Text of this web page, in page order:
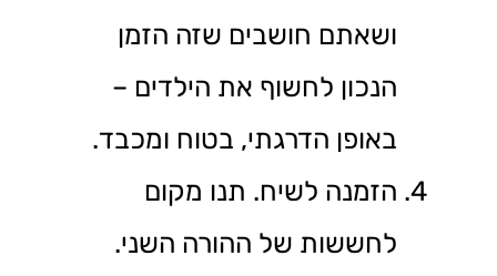
ושאתם חושבים שזה הזמן
הנכון לחשוף את הילדים –
באופן הדרגתי, בטוח ומכבד.
הזמנה לשיח. תנו מקום
לחששות של ההורה השני.